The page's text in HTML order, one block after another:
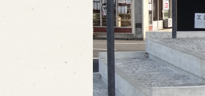
History
Awaji Island and the
Nation
History of Awaji Ningyo
Awaji Ningyo Joruri's
Awaji Ningyo Joruri
Traditional Performing
City